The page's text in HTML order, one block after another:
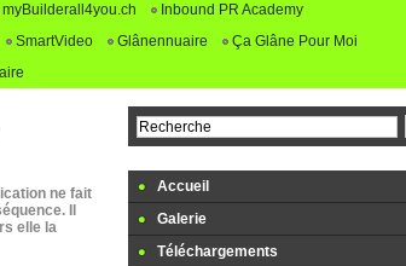
myBuilderall4you.ch
Inbound PR Academy
SmartVideo Glânennuaire
Ça Glâne Pour Moi
ne fait
Il
elle la
Accueil
Galerie
Téléchargements